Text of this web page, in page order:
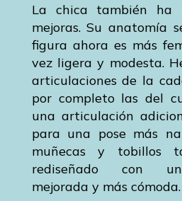
La chica también ha
mejoras. Su anatomía
figura ahora es más
vez ligera y modesta.
articulaciones de la
por completo las del
una articulación
para una pose más
muñecas y tobillos
rediseñado con
mejorada y más cómoda.